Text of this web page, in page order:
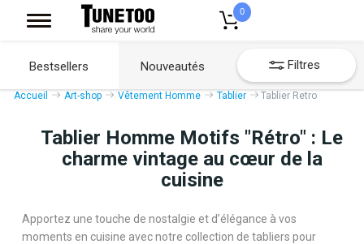
0
Bestsellers Nouveautés Filtres
Accueil Art-shop Vêtement Homme Tablier Tablier Retro
Tablier Homme Motifs "Rétro" : Le
charme vintage au cœur de la
cuisine
Apportez une touche de nostalgie et d’élégance à vos
moments en cuisine avec notre collection de tabliers pour